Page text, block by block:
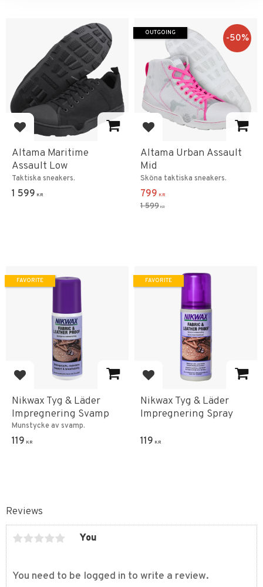
Reviews
You
Add to favorites
Altama Maritime
Assault Low
Taktiska sneakers.
1 599 KR
Add to favorites
Altama Urban Assault
Mid
Sköna taktiska sneakers.
799 KR
1 599 KR
50%
OUTGOING
Add to favorites
Nikwax Tyg & Läder
Impregnering Svamp
Munstycke av svamp.
119 KR
FAVORITE
Add to favorites
Nikwax Tyg & Läder
Impregnering Spray
119 KR
FAVORITE